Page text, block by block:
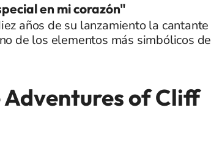
en mi corazón"
años de su lanzamiento la cantante
de los elementos más simbólicos de
Adventures of Cliff